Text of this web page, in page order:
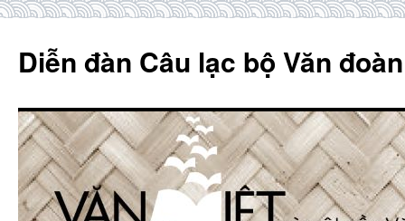
content
Diễn đàn Câu lạc bộ Văn